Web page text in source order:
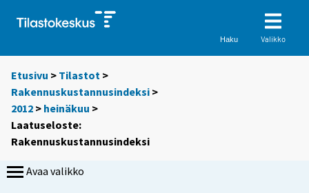
Haku Valikko
Etusivu > Tilastot >
Rakennuskustannusindeksi >
2012 > heinäkuu >
Laatuseloste:
Rakennuskustannusindeksi
Avaa valikko